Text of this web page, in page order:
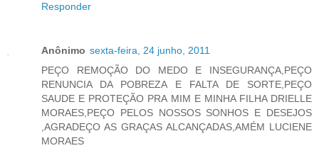
Responder
Anônimo sexta-feira, 24 junho, 2011
PEÇO REMOÇÃO DO MEDO E INSEGURANÇA,PEÇO
RENUNCIA DA POBREZA E FALTA DE SORTE,PEÇO
SAUDE E PROTEÇÃO PRA MIM E MINHA FILHA DRIELLE
MORAES,PEÇO PELOS NOSSOS SONHOS E DESEJOS
,AGRADEÇO AS GRAÇAS ALCANÇADAS,AMÉM LUCIENE
MORAES